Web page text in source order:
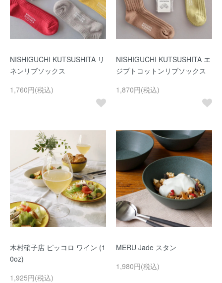
NISHIGUCHI KUTSUSHITA リ
ネンリブソックス
1,760円(税込)
NISHIGUCHI KUTSUSHITA エ
ジプトコットンリブソックス
1,870円(税込)
木村硝子店 ピッコロ ワイン (1
0oz)
1,925円(税込)
MERU Jade スタン
1,980円(税込)